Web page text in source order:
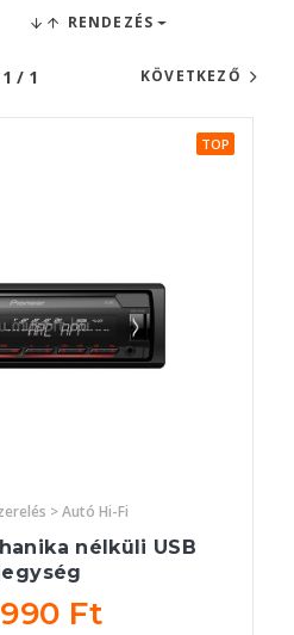
RENDEZÉS
1 / 1 KÖVETKEZŐ
TOP
> Autó Hi-Fi
nélküli USB
Ft